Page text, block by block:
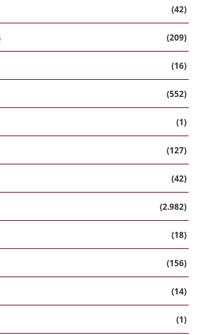
(42)
(209)
(16)
(552)
(1)
(127)
(42)
(2.982)
(18)
(156)
(14)
(1)